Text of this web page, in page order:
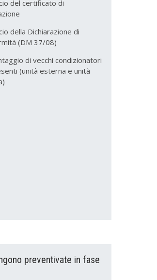
del certificato di
della Dichiarazione di
(DM 37/08)
di vecchi condizionatori
(unità esterna e unità
preventivate in fase